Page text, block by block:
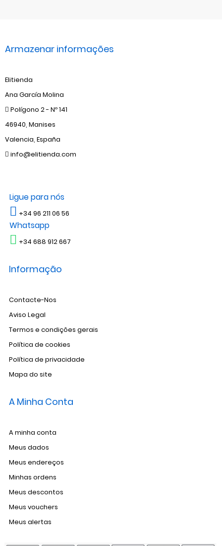
Armazenar informações
Elitienda
Ana García Molina
Polígono 2 - Nº 141
46940, Manises
Valencia, España
info@elitienda.com
Ligue para nós
+34 96 211 06 56
Whatsapp
+34 688 912 667
Informação
Contacte-Nos
Aviso Legal
Termos e condições gerais
Política de cookies
Política de privacidade
Mapa do site
A Minha Conta
A minha conta
Meus dados
Meus endereços
Minhas ordens
Meus descontos
Meus vouchers
Meus alertas